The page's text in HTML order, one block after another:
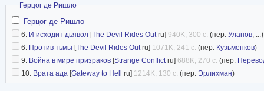
Скрыть
Герцог де Ришло
Герцог де Ришло
6. И исходит дьявол [The Devil Rides Outru] 940K, 300 с. (пер. Уланов, ...)
6. Против тьмы [The Devil Rides Outru] 1071K, 241 с. (пер. Кузьменков)
9. Война в мире призраков [Strange Conflictru] 688K, 270 с. (пер.
10. Врата ада [Gateway tо Hell ru] 1214K, 130 с. (пер. Эрлихман)